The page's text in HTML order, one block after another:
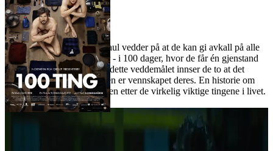
100 ting
Film
Bestekompisene Toni og Paul vedder på at de kan gi avkall på alle
eiendelene sine – også klær - i 100 dager, hvor de får én gjenstand
tilbake hver dag. I løpet av dette veddemålet innser de to at det
eneste de ikke kan være uten er vennskapet deres. En historie om
forbrukersamfunnet og jakten etter de virkelig viktige tingene i livet.
Publisert 04.09.2024